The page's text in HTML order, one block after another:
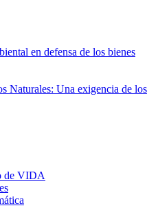
en defensa de los bienes
Naturales: Una exigencia de los
de VIDA